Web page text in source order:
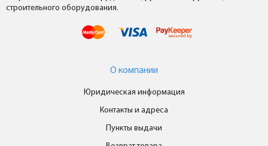
строительного оборудования.
О компании
Юридическая информация
Контакты и адреса
Пункты выдачи